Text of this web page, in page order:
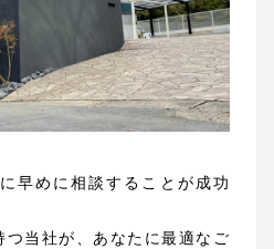
早めに相談することが成功
当社が、あなたに最適なご